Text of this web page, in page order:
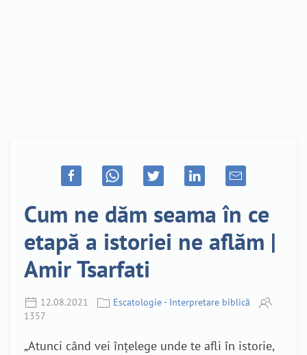
Cum ne dăm seama în ce
etapă a istoriei ne aflăm |
Amir Tsarfati
12.08.2021
Escatologie - Interpretare biblică
1357
„Atunci când vei înțelege unde te afli în istorie,